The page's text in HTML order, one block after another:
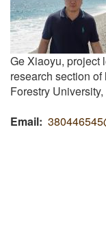
Ge Xiaoyu, project
research section
Forestry
Email